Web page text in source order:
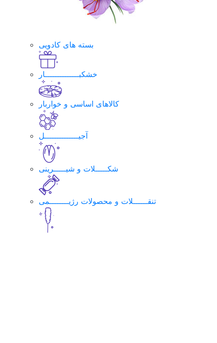
بسته های کادویی
خشکبــــــــــــــار
کالاهای اساسی و خواربار
آجیــــــــــــــل
شکـــــلات و شیـــــرینی
تنقــــــلات و محصولات رژیــــــــمی